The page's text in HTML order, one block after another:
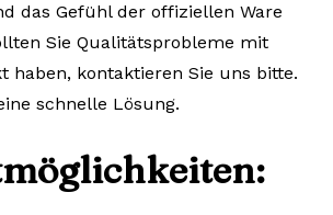
das Gefühl der offiziellen Ware
Sie Qualitätsprobleme mit
haben, kontaktieren Sie uns bitte.
schnelle Lösung.